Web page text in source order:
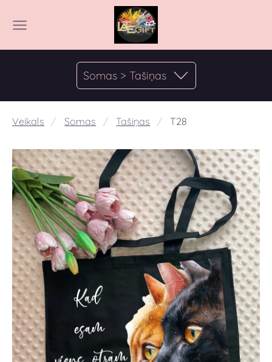
Somas > Tašiņas
Veikals Somas Tašiņas T28